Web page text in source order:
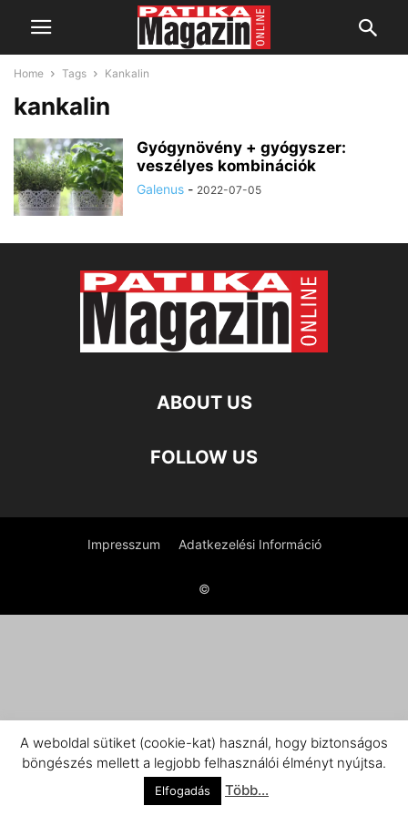
Home Tags Kankalin
kankalin
Gyógynövény + gyógyszer:
veszélyes kombinációk
Galenus - 2022-07-05
ABOUT US
FOLLOW US
Impresszum Adatkezelési Információ
©
A weboldal sütiket (cookie-kat) használ, hogy biztonságos
böngészés mellett a legjobb felhasználói élményt nyújtsa.
Elfogadás Több...